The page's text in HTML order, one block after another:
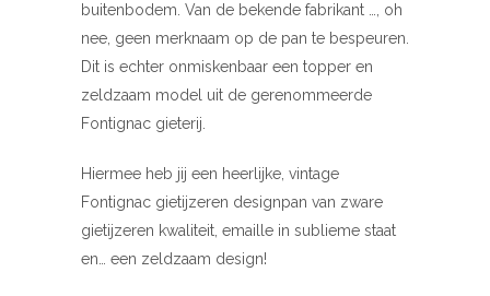
buitenbodem. Van de bekende fabrikant …, oh
nee, geen merknaam op de pan te bespeuren.
Dit is echter onmiskenbaar een topper en
zeldzaam model uit de gerenommeerde
Fontignac gieterij.
Hiermee heb jij een heerlijke, vintage
Fontignac gietijzeren designpan van zware
gietijzeren kwaliteit, emaille in sublieme staat
en… een zeldzaam design!